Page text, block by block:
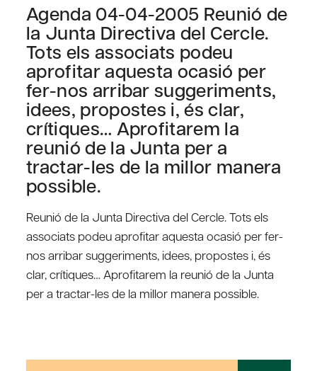
Agenda 04-04-2005 Reunió de
la Junta Directiva del Cercle.
Tots els associats podeu
aprofitar aquesta ocasió per
fer-nos arribar suggeriments,
idees, propostes i, és clar,
crítiques… Aprofitarem la
reunió de la Junta per a
tractar-les de la millor manera
possible.
Reunió de la Junta Directiva del Cercle. Tots els
associats podeu aprofitar aquesta ocasió per fer-
nos arribar suggeriments, idees, propostes i, és
clar, crítiques… Aprofitarem la reunió de la Junta
per a tractar-les de la millor manera possible.